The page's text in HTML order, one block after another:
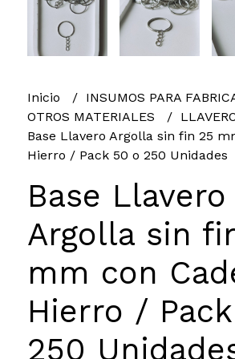
Inicio
INSUMOS PARA
OTROS MATERIALES
Base Llavero Argolla sin fin 25
Hierro / Pack 50 o 250 Unidades
Base Llavero
Argolla sin
mm con
Hierro /
250